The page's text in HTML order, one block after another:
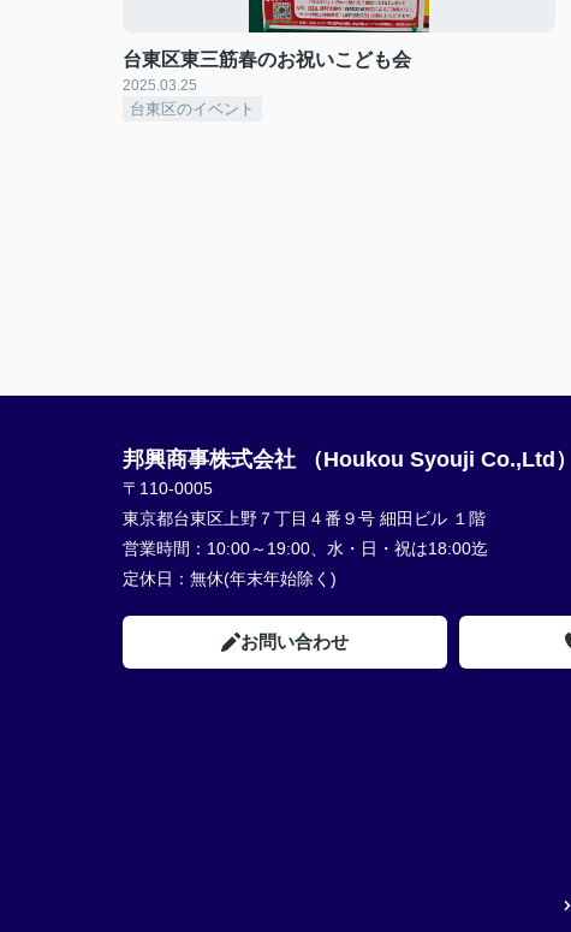
台東区東三筋春のお祝いこども会
2025.03.25
台東区のイベント
邦興商事株式会社 （Houkou Syouji Co.,Ltd）
〒110-0005
東京都台東区上野７丁目４番９号 細田ビル １階
営業時間： 10:00～19:00、水・日・祝は18:00迄
定休日： 無休(年末年始除く)
お問い合わせ